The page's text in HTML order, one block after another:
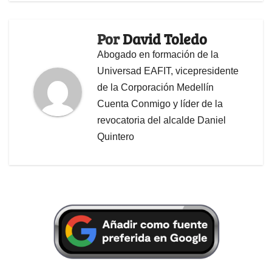
PorDavid Toledo
Abogado en formación de la
Universad EAFIT, vicepresidente
de la Corporación Medellín
Cuenta Conmigo y líder de la
revocatoria del alcalde Daniel
Quintero